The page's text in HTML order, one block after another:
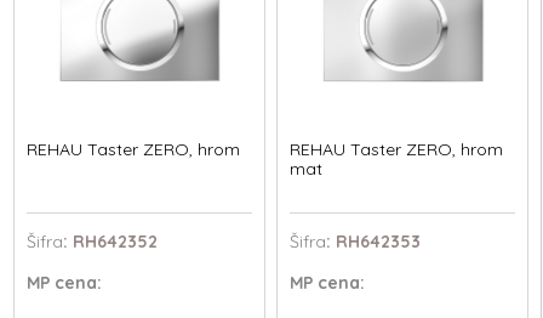
REHAU Taster ZERO, hrom
Šifra: RH642352
MP cena:
REHAU Taster ZERO, hrom
mat
Šifra: RH642353
MPcena: